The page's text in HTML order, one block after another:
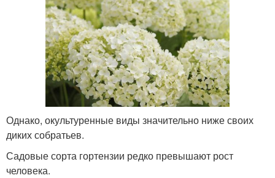
Однако, окультуренные виды значительно ниже своих
диких собратьев.
Садовые сорта гортензии редко превышают рост
человека.